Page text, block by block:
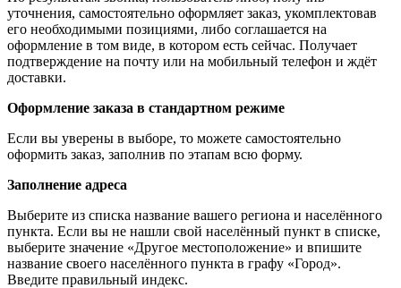
уточнения, самостоятельно оформляет заказ, укомплектовав
его необходимыми позициями, либо соглашается на
оформление в том виде, в котором есть сейчас. Получает
подтверждение на почту или на мобильный телефон и ждёт
доставки.
Оформление заказа в стандартном режиме
Если вы уверены в выборе, то можете самостоятельно
оформить заказ, заполнив по этапам всю форму.
Заполнение адреса
Выберите из списка название вашего региона и населённого
пункта. Если вы не нашли свой населённый пункт в списке,
выберите значение «Другое местоположение» и впишите
название своего населённого пункта в графу «Город».
Введите правильный индекс.